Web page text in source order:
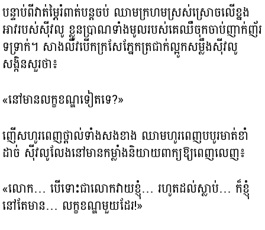
បន្ទាប់ពីវាត់ម្ភៃរំពាត់បន្តចប់ ឈាមក្រហមស្រស់ស្រោចលើខ្នង
អាវរបស់ស៊ីវលូ ខ្លួនប្រាណទាំងមូលរបស់គេឈឺចុកចាប់ញាក់ញ័រ
ទទ្រាក់។ សាងលីវបើកក្រសែភ្នែកត្រជាក់ល្អូកសម្លឹងស៊ីវលូ
សង្កិនសួរថា៖
«នៅមានលក្ខខណ្ឌទៀតទេ?»
ញើសហូរពេញថ្ពាល់ទាំងសងខាង ឈាមហូរពេញបបូរមាត់ខាំ
ដាច់ ស៊ីវលូលែងនៅមានកម្លាំងនិយាយពាក្យឱ្យពេញលេញ៖
«លោក… បើទោះជាលោកវាយខ្ញុំ… រហូតដល់ស្លាប់… ក៏ខ្ញុំ
នៅតែមាន… លក្ខខណ្ឌមួយដែរ!»